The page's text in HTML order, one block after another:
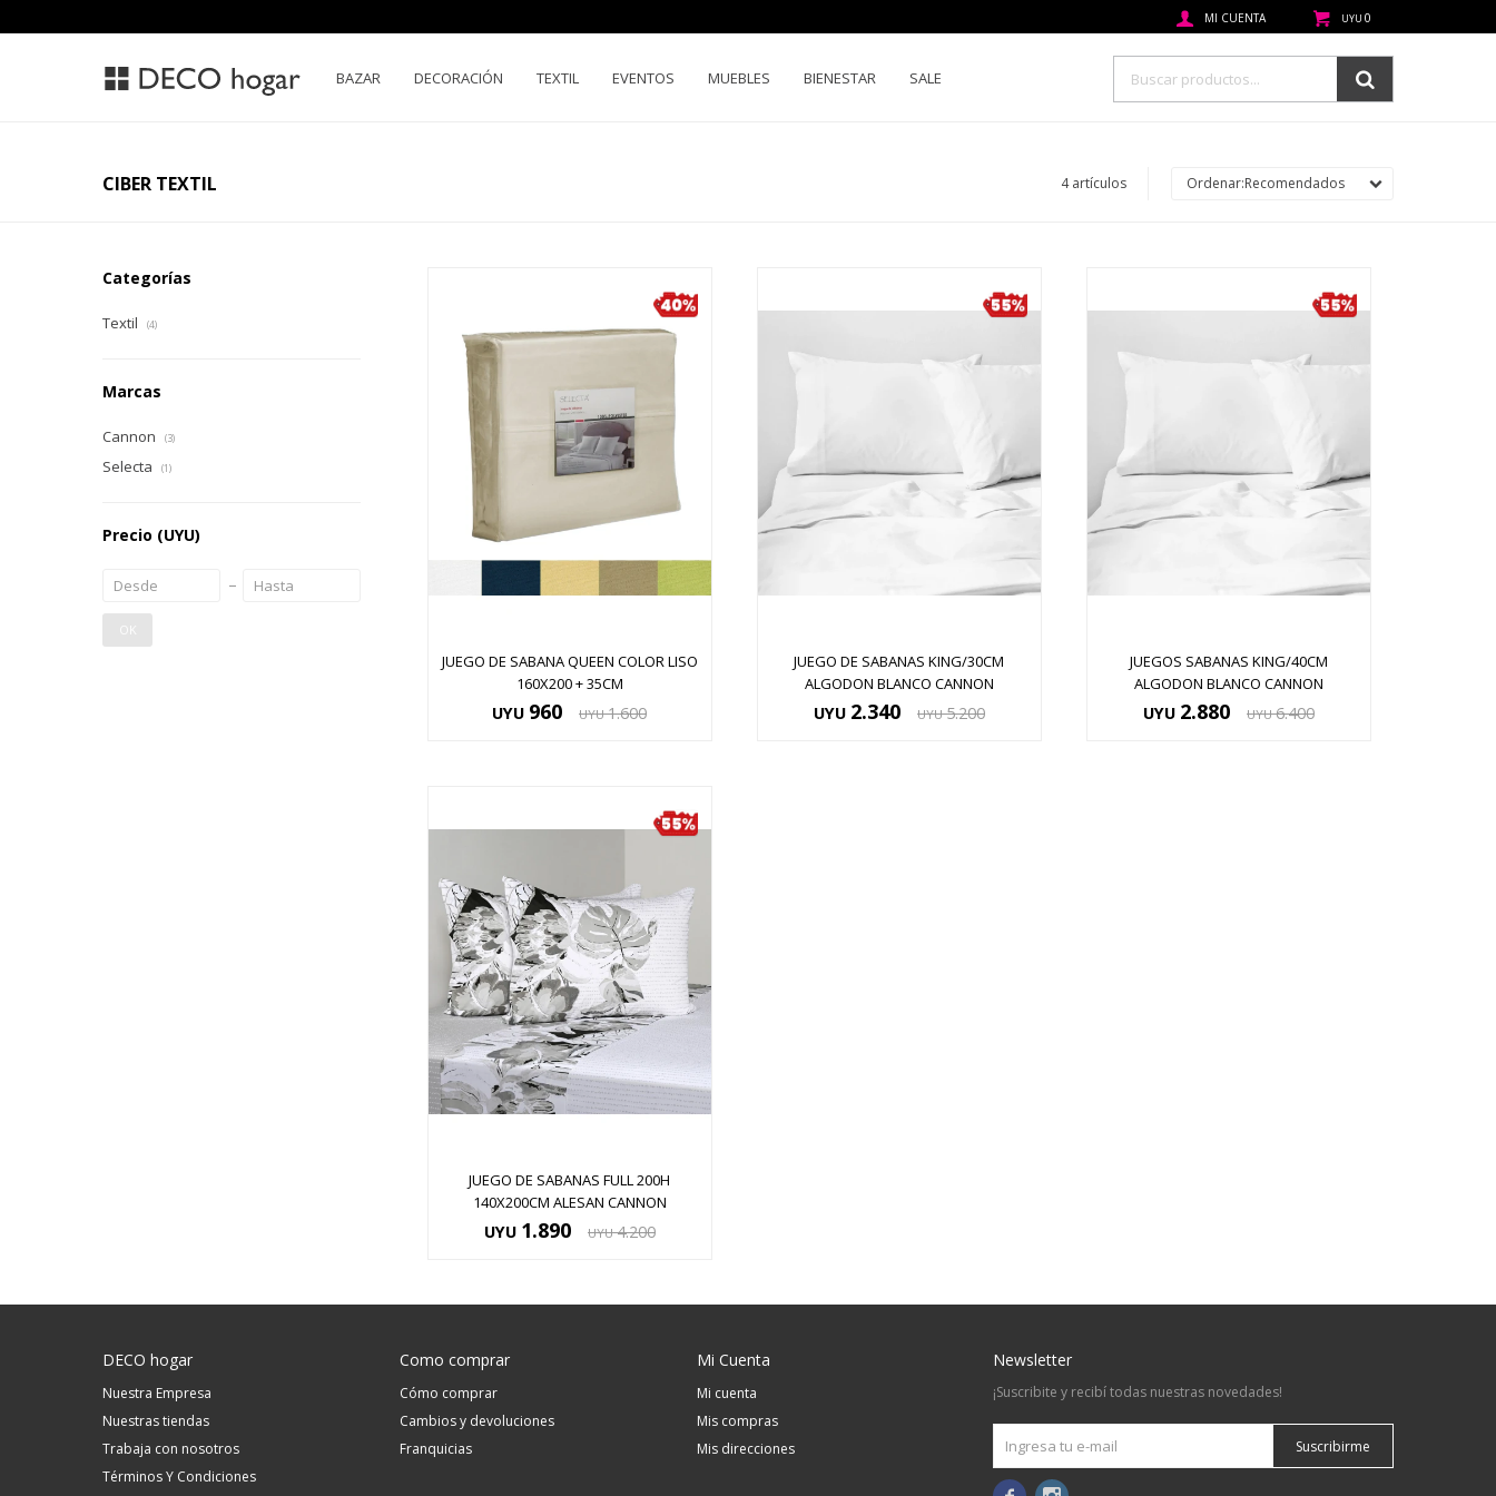
BAZAR DECORACIÓN TEXTIL EVENTOS MUEBLES BIENESTAR SALE
UYU 0
CIBER TEXTIL 4 artículos Recomendados
JUEGO DE SABANA QUEEN COLOR LISO
160X200 + 35CM
UYU 960 UYU 1.600
JUEGO DE SABANAS KING/30CM
ALGODON BLANCO CANNON
UYU 2.340 UYU 5.200
JUEGOS SABANAS KING/40CM
ALGODON BLANCO CANNON
UYU 2.880 UYU 6.400
JUEGO DE SABANAS FULL 200H
140X200CM ALESAN CANNON
UYU 1.890 UYU 4.200
Categorías
Textil (4)
Marcas
Cannon (3)
Selecta (1)
Precio (UYU)
OK
DECO hogar
Nuestra Empresa
Nuestras tiendas
Trabaja con nosotros
Términos Y Condiciones
Como comprar
Cómo comprar
Cambios y devoluciones
Franquicias
Mi Cuenta
Mi cuenta
Mis compras
Mis direcciones
Newsletter
¡Suscribite y recibí todas nuestras novedades!
Suscribirme